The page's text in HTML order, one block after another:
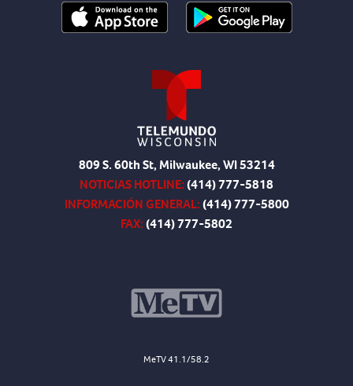
809 S. 60th St, Milwaukee, WI 53214
NOTICIAS HOTLINE:(414) 777-5818
INFORMACIÓN GENERAL:(414) 777-5800
FAX:(414) 777-5802
MeTV 41.1/58.2